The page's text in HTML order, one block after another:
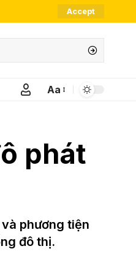
Accept
Font
Aa
phát
phương tiện
đô thị.